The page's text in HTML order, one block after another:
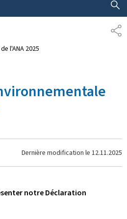
l'ANA 2025
Dernière modification le 12.11.2025
notre Déclaration